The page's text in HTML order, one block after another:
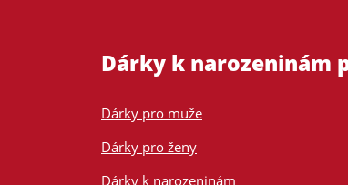
Dárky k narozeninám
Dárky pro muže
Dárky pro ženy
Dárky k narozeninám